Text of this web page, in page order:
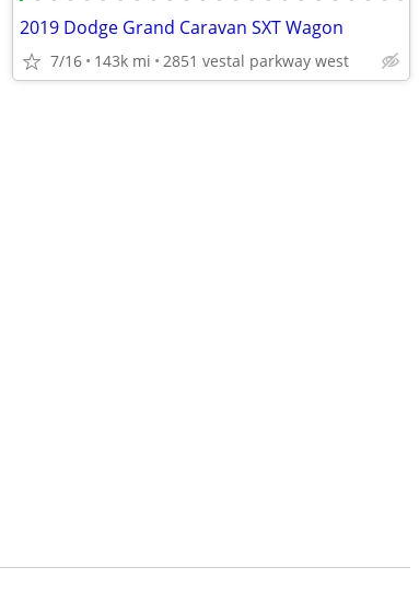
2019 Dodge Grand Caravan SXT Wagon
7/16 143k mi 2851 vestal parkway west